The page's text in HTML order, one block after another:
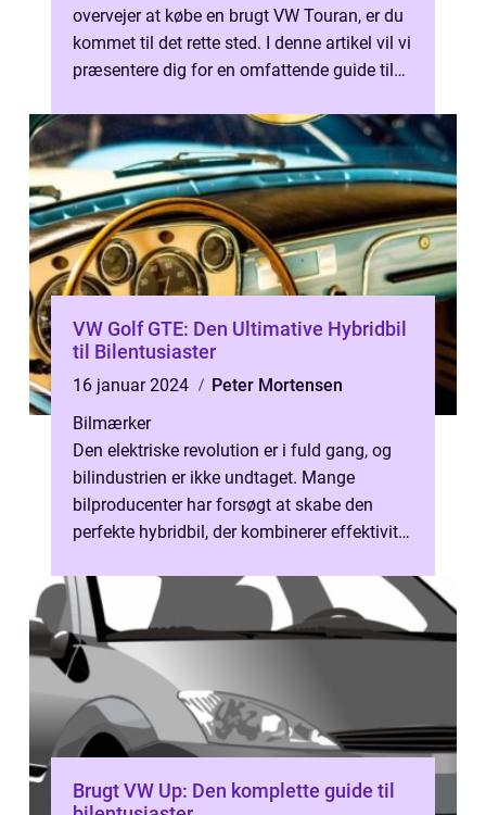
overvejer at købe en brugt VW Touran, er du
kommet til det rette sted. I denne artikel vil vi
præsentere dig for en omfattende guide til
VW Golf GTE: Den Ultimative Hybridbil
til Bilentusiaster
16 januar 2024
Peter Mortensen
Bilmærker
Den elektriske revolution er i fuld gang, og
bilindustrien er ikke undtaget. Mange
bilproducenter har forsøgt at skabe den
perfekte hybridbil, der kombinerer effektivitet
Brugt VW Up: Den komplette guide til